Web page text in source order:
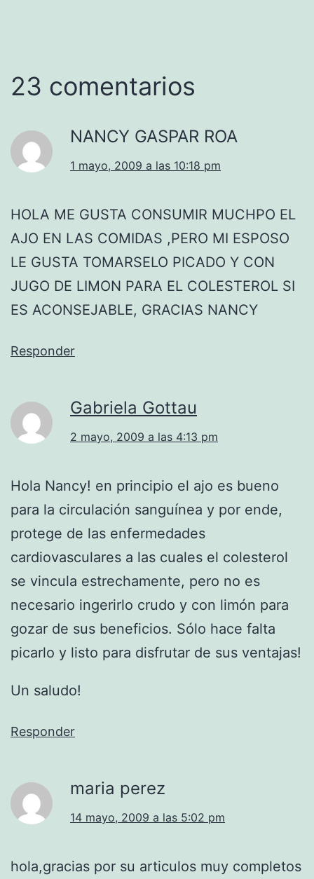
23 comentarios
NANCY GASPAR ROA
1 mayo, 2009 a las 10:18 pm
HOLA ME GUSTA CONSUMIR MUCHPO EL
AJO EN LAS COMIDAS ,PERO MI ESPOSO
LE GUSTA TOMARSELO PICADO Y CON
JUGO DE LIMON PARA EL COLESTEROL SI
ES ACONSEJABLE, GRACIAS NANCY
Responder
Gabriela Gottau
2 mayo, 2009 a las 4:13 pm
Hola Nancy! en principio el ajo es bueno
para la circulación sanguínea y por ende,
protege de las enfermedades
cardiovasculares a las cuales el colesterol
se vincula estrechamente, pero no es
necesario ingerirlo crudo y con limón para
gozar de sus beneficios. Sólo hace falta
picarlo y listo para disfrutar de sus ventajas!
Un saludo!
Responder
maria perez
14 mayo, 2009 a las 5:02 pm
hola,gracias por su articulos muy completos